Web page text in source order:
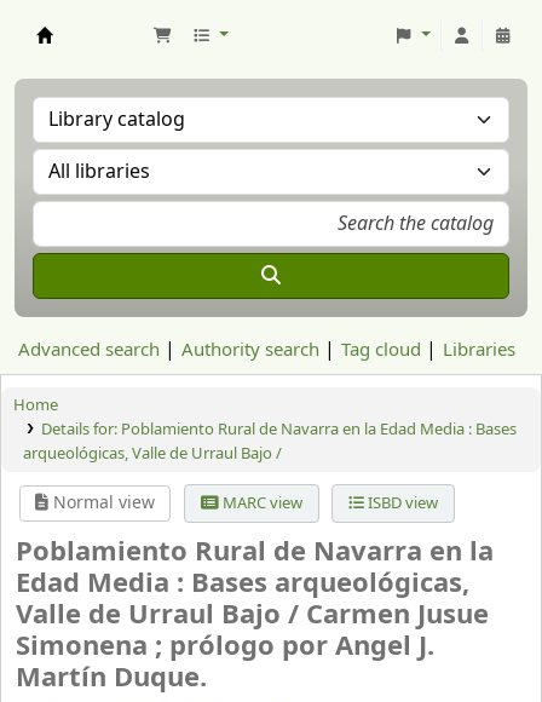
Advanced search Authority search Tag cloud Libraries
Home
Details for: Poblamiento Rural de Navarra en la Edad Media : Bases
arqueológicas, Valle de Urraul Bajo /
Normal view MARC view ISBD view
Poblamiento Rural de Navarra en la
Edad Media : Bases arqueológicas,
Valle de Urraul Bajo / Carmen Jusue
Simonena ; prólogo por Angel J.
Martín Duque.